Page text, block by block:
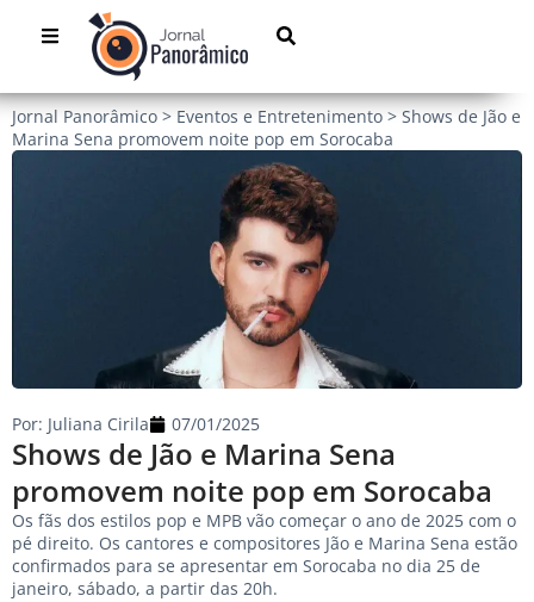
Jornal Panorâmico > Eventos e Entretenimento > Shows de Jão e
Marina Sena promovem noite pop em Sorocaba
Shows de Jão e Marina Sena
promovem noite pop em Sorocaba
Por: Juliana Cirila 07/01/2025
Os fãs dos estilos pop e MPB vão começar o ano de 2025 com o
pé direito. Os cantores e compositores Jão e Marina Sena estão
confirmados para se apresentar em Sorocaba no dia 25 de
janeiro, sábado, a partir das 20h.